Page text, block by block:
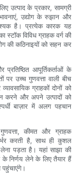
उत्पाद के प्रकार, सामग्री
उद्योग के रुझान और
है। प्रत्येक कारक यह
स्टॉक विविध ग्राहक वर्ग की
की कठिनाइयों को सहन कर
आपूर्तिकर्ताओं के
पर उच्च गुणवत्ता वाली बीच
ग्राहकों दोनों को
करने और अपने उत्पादों को
बाज़ार में अलग पहचान
कीमत और ग्राहक
करती है, साथ ही कुशल
पड़ता है। यहां साझा की
निर्णय लेने के लिए तैयार हैं